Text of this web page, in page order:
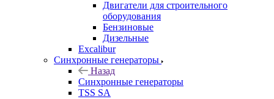
Двигатели для строительного
оборудования
Бензиновые
Дизельные
Excalibur
Синхронные генераторы
Назад
Синхронные генераторы
TSS SA